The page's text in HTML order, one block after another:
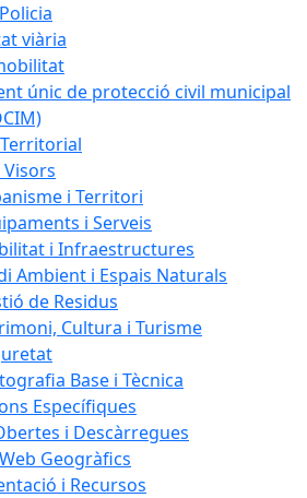
viària
únic de protecció civil municipal
i Territori
i Serveis
i Infraestructures
Ambient i Espais Naturals
de Residus
Cultura i Turisme
Base i Tècnica
Específiques
i Descàrregues
Geogràfics
i Recursos